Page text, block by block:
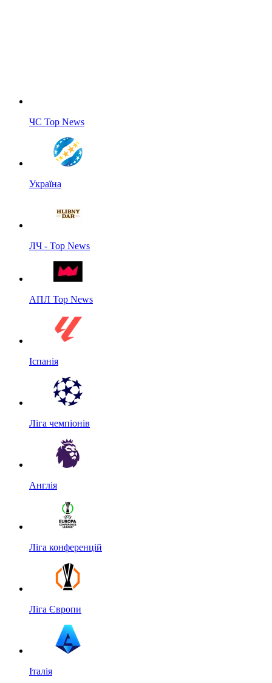
ЧС Top News
Україна
ЛЧ - Top News
АПЛ Top News
Іспанія
Ліга чемпіонів
Англія
Ліга конференцій
Ліга Європи
Італія